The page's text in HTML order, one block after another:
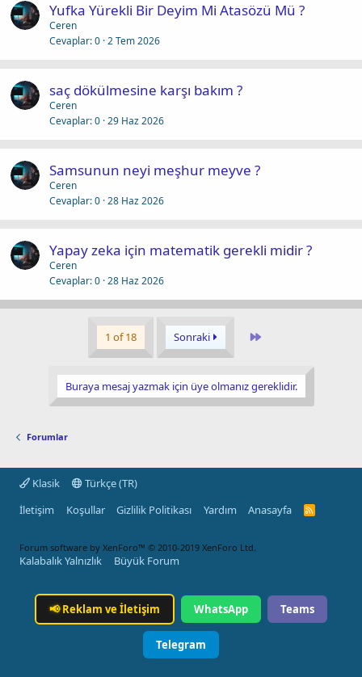
Yufka Yürekli Bir Deyim Mi Atasözü Mü ?
Ceren
Cevaplar 0 2 Tem 2026
saç dökülmesine karşı bakım ?
Ceren
Cevaplar 0 29 Haz 2026
Samsunun neyi meşhur meyve ?
Ceren
Cevaplar 0 28 Haz 2026
Yapay zeka için matematik gerekli midir ?
Ceren
Cevaplar 0 28 Haz 2026
1 of 18 Sonraki Last
Buraya mesaj yazmak için üye olmanız gereklidir.
Forumlar
Klasik
Türkçe (TR)
İletişim
Koşullar Gizlilik Politikası Yardım Anasayfa
R
Forum software by XenForo™ © 2010-2019 XenForo Ltd.
Kalabalık Yalnızlık Büyük Forum
📢Reklam ve İletişim WhatsApp Teams
Telegram